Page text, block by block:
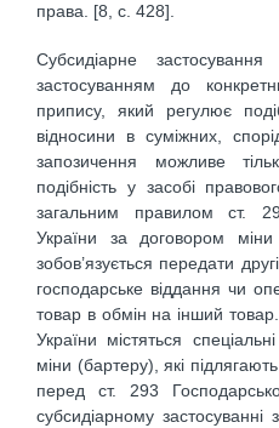
права. [8, с. 428].
Субсидіарне
застосуванням до
припису, який регулює
відносини в суміжних,
запозичення можливе
подібність у засобі
загальним правилом ст.
України за договором
зобов’язується передати
господарське віддання чи
товар в обмін на інший
України містяться
міни (бартеру), які
перед ст. 293
субсидіарному